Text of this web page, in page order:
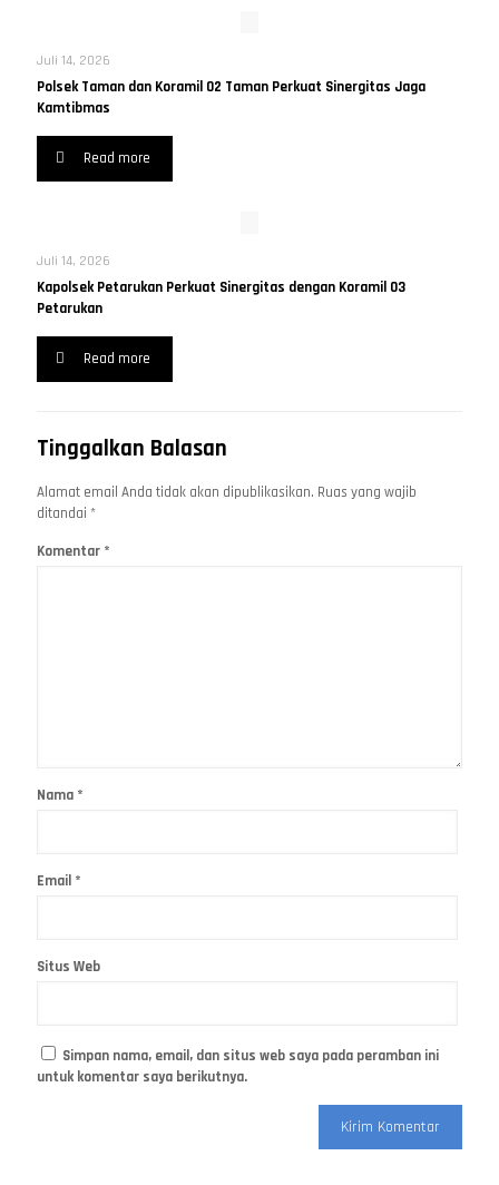
Juli 14, 2026
Polsek Taman dan Koramil 02 Taman Perkuat Sinergitas Jaga
Kamtibmas
Read more
Juli 14, 2026
Kapolsek Petarukan Perkuat Sinergitas dengan Koramil 03
Petarukan
Read more
Tinggalkan Balasan
Alamat email Anda tidak akan dipublikasikan. Ruas yang wajib
ditandai *
Komentar *
Nama *
Email *
Situs Web
Simpan nama, email, dan situs web saya pada peramban ini
untuk komentar saya berikutnya.